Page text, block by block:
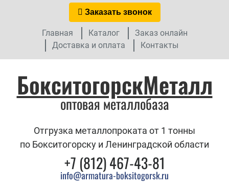
Заказать звонок
Главная Каталог
Заказ онлайн
Доставка и оплата
Контакты
БокситогорскМеталл
оптовая металлобаза
Отгрузка металлопроката от 1 тонны
по Бокситогорску и Ленинградской области
+7 (812) 467-43-81
info@armatura-boksitogorsk.ru